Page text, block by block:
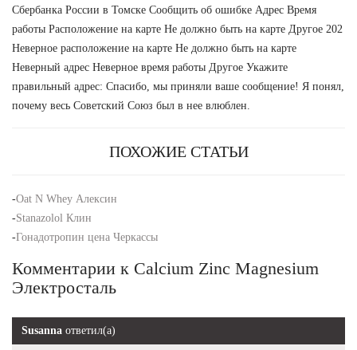
Сбербанка России в Томске Сообщить об ошибке Адрес Время
работы Расположение на карте Не должно быть на карте Другое 202
Неверное расположение на карте Не должно быть на карте
Неверный адрес Неверное время работы Другое Укажите
правильный адрес: Спасибо, мы приняли ваше сообщение! Я понял,
почему весь Советский Союз был в нее влюблен.
ПОХОЖИЕ СТАТЬИ
-Oat N Whey Алексин
-Stanazolol Клин
-Гонадотропин цена Черкассы
Комментарии к Calcium Zinc Magnesium
Электросталь
Susanna ответил(а)